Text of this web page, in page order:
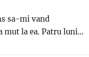
sa-mi vand
mut la ea. Patru luni...